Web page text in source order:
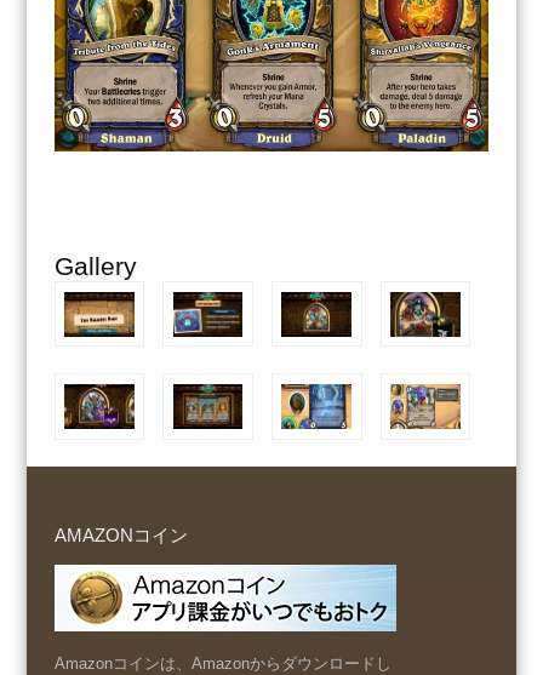
Gallery
AMAZONコイン
Amazonコインは、Amazonからダウンロードし